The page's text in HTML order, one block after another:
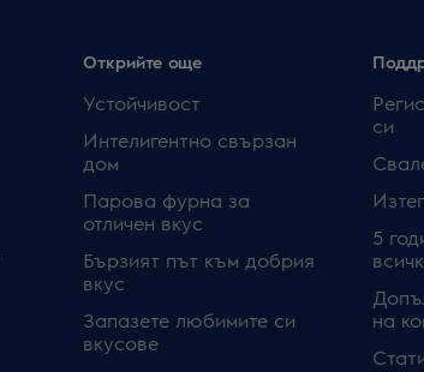
Открийте още
Устойчивост
Интелигентно свързан
дом
Парова фурна за
отличен вкус
Бързият път към добрия
вкус
Запазете любимите си
вкусове
си
5
на